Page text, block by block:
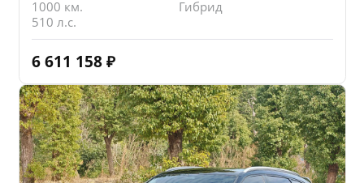
1000 км.
Гибрид
510 л.с.
6 611 158 ₽